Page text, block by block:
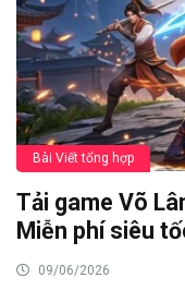
Bài Viết tổng hợp
Tải game Võ
Miễn phí siêu
09/06/2026